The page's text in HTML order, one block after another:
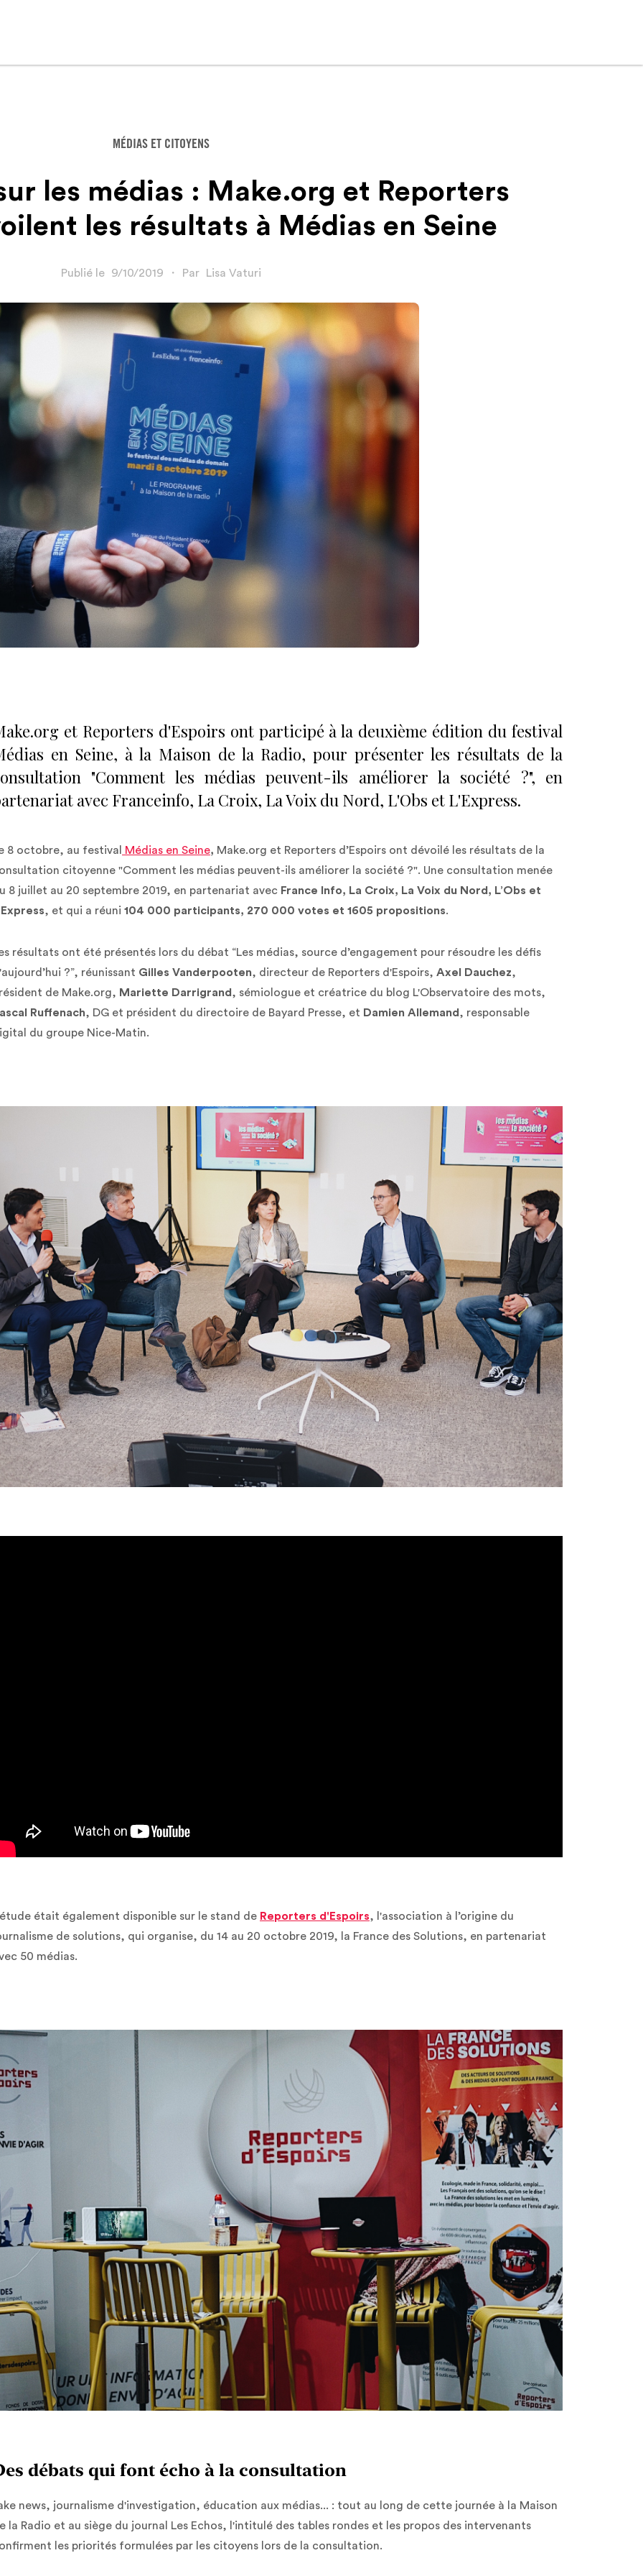
MÉDIAS ET CITOYENS
les médias : Make.org et Reporters
les résultats à Médias en Seine
Publié le 9/10/2019 ・ Par Lisa Vaturi
et Reporters d'Espoirs ont participé à la deuxième édition du festival
en Seine, à la Maison de la Radio, pour présenter les résultats de la
"Comment les médias peuvent-ils améliorer la société ?", en
avec Franceinfo, La Croix, La Voix du Nord, L'Obs et L'Express.
8 octobre, au festival Médias en Seine, Make.org et Reporters d’Espoirs ont dévoilé les résultats de la
citoyenne "Comment les médias peuvent-ils améliorer la société ?". Une consultation menée
8 juillet au 20 septembre 2019, en partenariat avec France Info, La Croix, La Voix du Nord, L’Obs et
, et qui a réuni 104 000 participants, 270 000 votes et 1605 propositions.
résultats ont été présentés lors du débat “Les médias, source d’engagement pour résoudre les défis
?”, réunissant Gilles Vanderpooten, directeur de Reporters d'Espoirs, Axel Dauchez,
de Make.org, Mariette Darrigrand , sémiologue et créatrice du blog L'Observatoire des mots,
Ruffenach, DG et président du directoire de Bayard Presse, et Damien Allemand , responsable
du groupe Nice-Matin.
était également disponible sur le stand de Reporters d'Espoirs, l'association à l’origine du
de solutions, qui organise, du 14 au 20 octobre 2019, la France des Solutions, en partenariat
50 médias.
débats qui font écho à la consultation
news, journalisme d'investigation, éducation aux médias... : tout au long de cette journée à la Maison
la Radio et au siège du journal Les Echos, l'intitulé des tables rondes et les propos des intervenants
les priorités formulées par les citoyens lors de la consultation.